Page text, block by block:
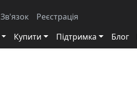
Зв'язок Реєстрація
Купити Підтримка Блог